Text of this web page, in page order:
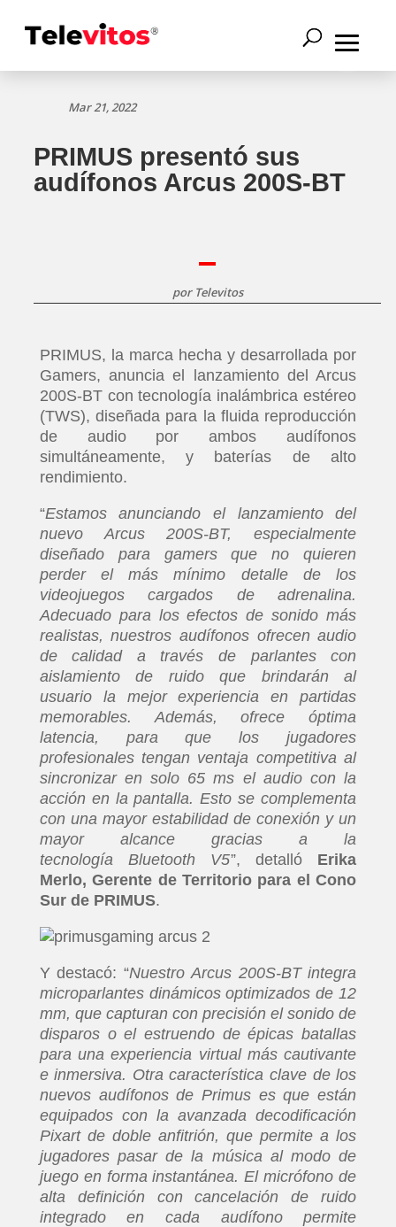
Mar 21, 2022
PRIMUS presentó sus
audífonos Arcus 200S-BT
por Televitos
PRIMUS, la marca hecha y desarrollada por
Gamers, anuncia el lanzamiento del Arcus
200S-BT con tecnología inalámbrica estéreo
(TWS), diseñada para la fluida reproducción
de audio por ambos audífonos
simultáneamente, y baterías de alto
rendimiento.
“Estamos anunciando el lanzamiento del
nuevo Arcus 200S-BT, especialmente
diseñado para gamers que no quieren
perder el más mínimo detalle de los
videojuegos cargados de adrenalina.
Adecuado para los efectos de sonido más
realistas, nuestros audífonos ofrecen audio
de calidad a través de parlantes con
aislamiento de ruido que brindarán al
usuario la mejor experiencia en partidas
memorables. Además, ofrece óptima
latencia, para que los jugadores
profesionales tengan ventaja competitiva al
sincronizar en solo 65 ms el audio con la
acción en la pantalla. Esto se complementa
con una mayor estabilidad de conexión y un
mayor alcance gracias a la
tecnología Bluetooth V5”, detalló Erika
Merlo, Gerente de Territorio para el Cono
Sur de PRIMUS.
Y destacó: “Nuestro Arcus 200S-BT integra
microparlantes dinámicos optimizados de 12
mm, que capturan con precisión el sonido de
disparos o el estruendo de épicas batallas
para una experiencia virtual más cautivante
e inmersiva. Otra característica clave de los
nuevos audífonos de Primus es que están
equipados con la avanzada decodificación
Pixart de doble anfitrión, que permite a los
jugadores pasar de la música al modo de
juego en forma instantánea. El micrófono de
alta definición con cancelación de ruido
integrado en cada audífono permite